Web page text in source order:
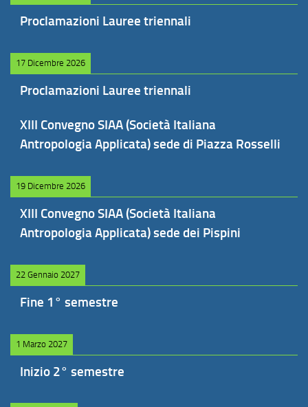
Proclamazioni Lauree triennali
17 Dicembre 2026
Proclamazioni Lauree triennali
XIII Convegno SIAA (Società Italiana
Antropologia Applicata) sede di Piazza Rosselli
19 Dicembre 2026
XIII Convegno SIAA (Società Italiana
Antropologia Applicata) sede dei Pispini
22 Gennaio 2027
Fine 1° semestre
1 Marzo 2027
Inizio 2° semestre